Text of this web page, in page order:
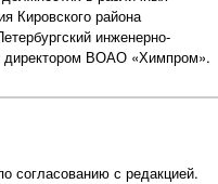
Кировского района
инженерно-
директором ВОАО «Химпром».
согласованию с редакцией.